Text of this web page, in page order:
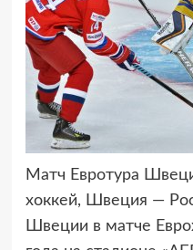
Матч Евротура
хоккей, Швеция —
Швеции в матче